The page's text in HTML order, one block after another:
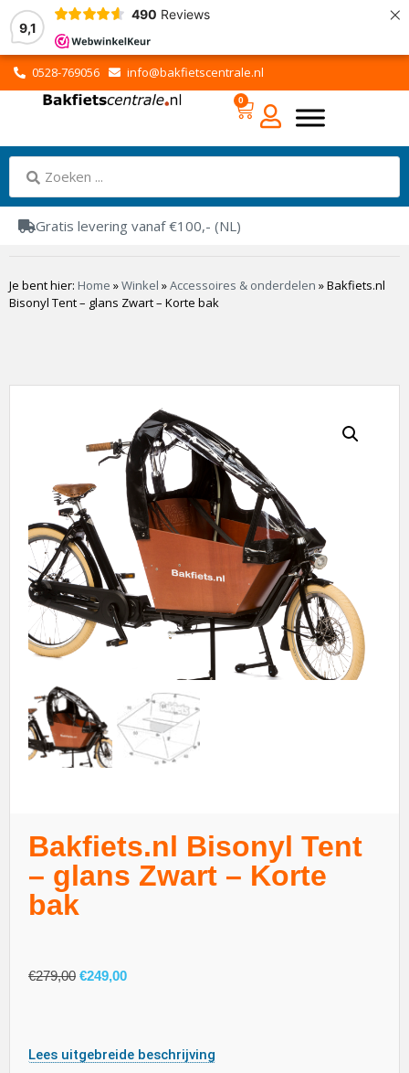
9,1
490 Reviews ×
0528-769056 info@bakfietscentrale.nl
0
Gratis levering vanaf €100,- (NL)
Je bent hier: Home »Winkel »Accessoires & onderdelen »Bakfiets.nl
Bisonyl Tent – glans Zwart – Korte bak
Bakfiets.nl Bisonyl Tent
– glans Zwart – Korte
bak
€279,00 €249,00
Lees uitgebreide beschrijving